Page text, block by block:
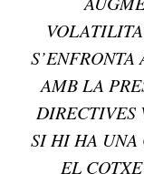
AMB LA
DIRECTIVES
SI HI HA UNA
EL